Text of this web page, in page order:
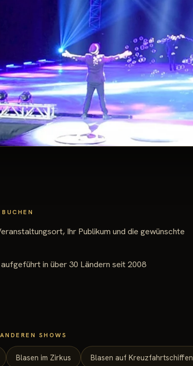
Ihr Publikum und die gewünschte
in über 30 Ländern seit 2008
SHOWS
Blasen im Zirkus Blasen auf Kreuzfahrtschiffen